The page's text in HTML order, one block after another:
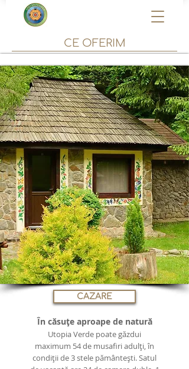
CE OFERIM
CAZARE
În căsuțe aproape de natură
Utopia Verde poate găzdui
maximum 54 de musafiri adulți, în
condiții de 3 stele pământești. Satul